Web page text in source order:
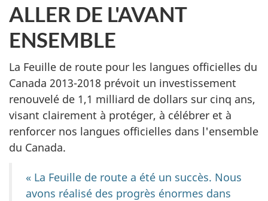
ALLER DE L'AVANT
ENSEMBLE
La Feuille de route pour les langues officielles du
Canada 2013-2018 prévoit un investissement
renouvelé de 1,1 milliard de dollars sur cinq ans,
visant clairement à protéger, à célébrer et à
renforcer nos langues officielles dans l'ensemble
du Canada.
« La Feuille de route a été un succès. Nous
avons réalisé des progrès énormes dans